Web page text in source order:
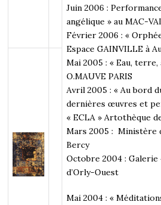
Juin 2006 :
angélique » au MAC-
Février 2006 : «
Espace GAINVILLE à
Mai 2005 : « Eau,
O.MAUVE PARIS
Avril 2005 : « Au bord
dernières œuvres et
« ECLA » Artothèque
Mars 2005 : Ministère
Bercy
Octobre 2004 : Galerie
d’Orly-Ouest
Mai 2004 : «